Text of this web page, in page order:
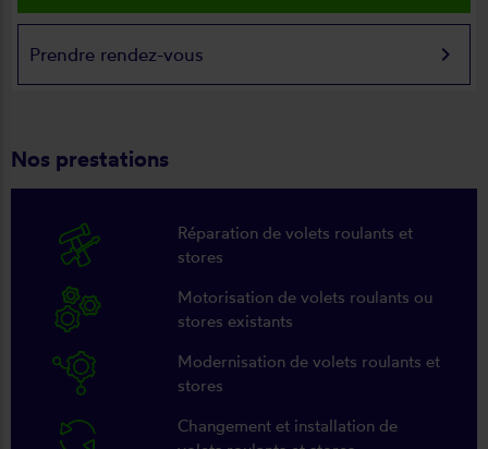
Prendre rendez-vous keyboard_arrow_right
Nos prestations
Réparation de volets roulants et
stores
Motorisation de volets roulants ou
stores existants
Modernisation de volets roulants et
stores
Changement et installation de